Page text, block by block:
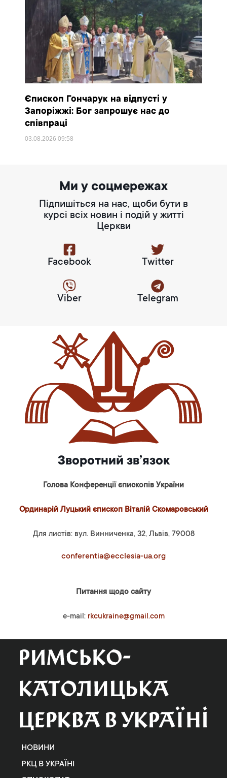
Єпископ Гончарук на відпусті у
Запоріжжі: Бог запрошує нас до
співпраці
03.08.202609:58
Ми у соцмережах
Підпишіться на нас, щоби бути в
курсі всіх новин і подій у житті
Церкви
Facebook Twitter
Viber Telegram
Зворотний зв’язок
Голова Конференції єпископів України
Ординарій Луцький єпископ Віталій Скомаровський
Для листів: вул. Винниченка, 32, Львів, 79008
conferentia@ecclesia-ua.org
Питання щодо сайту
e-mail: rkcukraine@gmail.com
НОВИНИ
РКЦ В УКРАЇНІ